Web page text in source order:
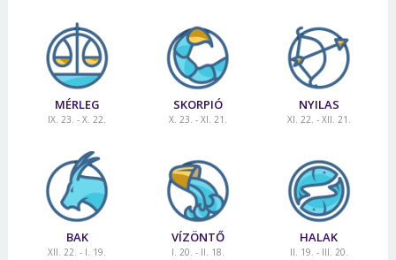
MÉRLEG
IX. 23. - X. 22.
SKORPIÓ
X. 23. - XI. 21.
NYILAS
XI. 22. - XII. 21.
BAK
XII. 22. - I. 19.
VÍZÖNTŐ
I. 20. - II. 18.
HALAK
II. 19. - III. 20.